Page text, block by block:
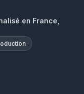
en France,